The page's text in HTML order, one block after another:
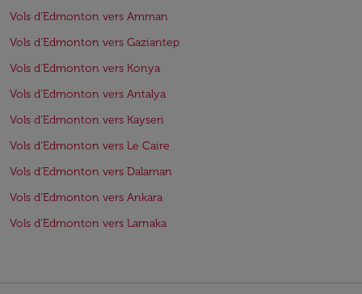
Vols d'Edmonton vers Amman
Vols d'Edmonton vers Gaziantep
Vols d'Edmonton vers Konya
Vols d'Edmonton vers Antalya
Vols d'Edmonton vers Kayseri
Vols d'Edmonton vers Le Caire
Vols d'Edmonton vers Dalaman
Vols d'Edmonton vers Ankara
Vols d'Edmonton vers Larnaka